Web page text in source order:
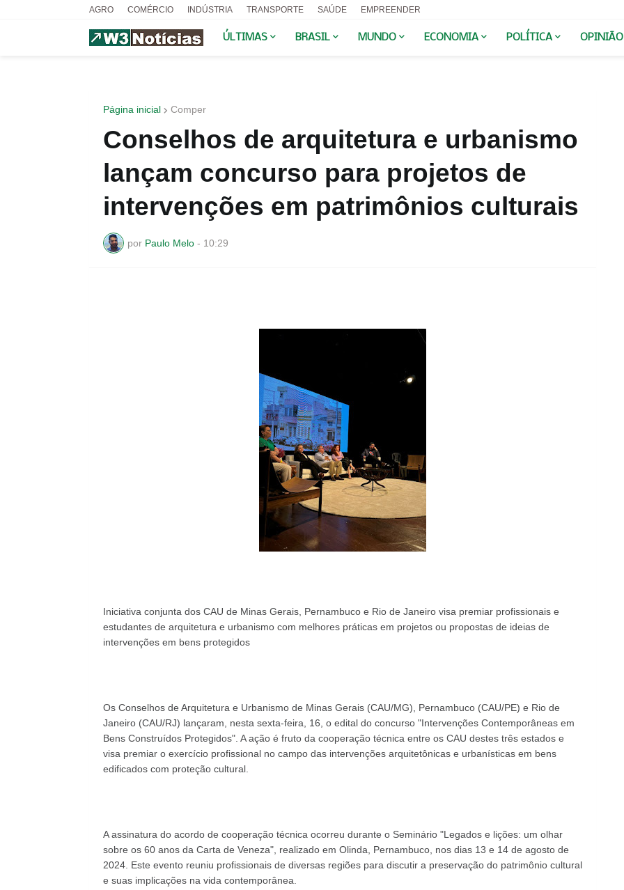
AGRO COMÉRCIO INDÚSTRIA TRANSPORTE SAÚDE EMPREENDER
ÚLTIMAS BRASIL MUNDO ECONOMIA POLÍTICA OPINIÃO
Página inicial Comper
Conselhos de arquitetura e urbanismo
lançam concurso para projetos de
intervenções em patrimônios culturais
por Paulo Melo - 10:29
Iniciativa conjunta dos CAU de Minas Gerais, Pernambuco e Rio de Janeiro visa premiar profissionais e
estudantes de arquitetura e urbanismo com melhores práticas em projetos ou propostas de ideias de
intervenções em bens protegidos
Os Conselhos de Arquitetura e Urbanismo de Minas Gerais (CAU/MG), Pernambuco (CAU/PE) e Rio de
Janeiro (CAU/RJ) lançaram, nesta sexta-feira, 16, o edital do concurso "Intervenções Contemporâneas em
Bens Construídos Protegidos". A ação é fruto da cooperação técnica entre os CAU destes três estados e
visa premiar o exercício profissional no campo das intervenções arquitetônicas e urbanísticas em bens
edificados com proteção cultural.
A assinatura do acordo de cooperação técnica ocorreu durante o Seminário "Legados e lições: um olhar
sobre os 60 anos da Carta de Veneza", realizado em Olinda, Pernambuco, nos dias 13 e 14 de agosto de
2024. Este evento reuniu profissionais de diversas regiões para discutir a preservação do patrimônio cultural
e suas implicações na vida contemporânea.